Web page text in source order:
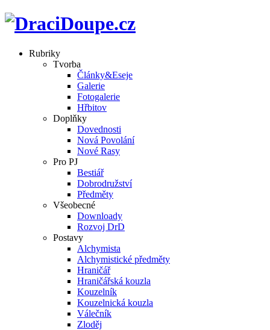
Rubriky
Tvorba
Články&Eseje
Galerie
Fotogalerie
Hřbitov
Doplňky
Dovednosti
Nová Povolání
Nové Rasy
Pro PJ
Bestiář
Dobrodružství
Předměty
Všeobecné
Downloady
Rozvoj DrD
Postavy
Alchymista
Alchymistické předměty
Hraničář
Hraničářská kouzla
Kouzelník
Kouzelnická kouzla
Válečník
Zloděj